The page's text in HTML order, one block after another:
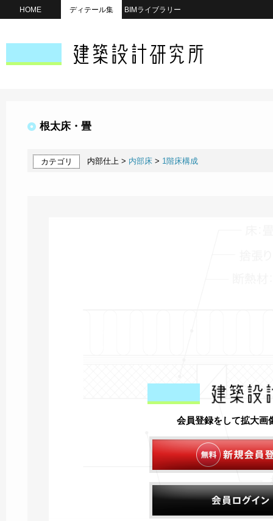
HOME ディテール集 BIMライブラリー
根太床・畳
カテゴリ 内部仕上 > 内部床 > 1階床構成
会員登録をして拡大画